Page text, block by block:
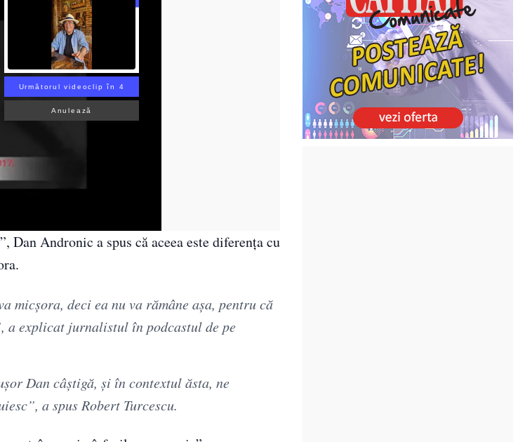
Următorul videoclip în 3
Anulează
Andronic a spus că aceea este diferența cu
micșora, deci ea nu va rămâne așa, pentru că
a explicat jurnalistul în podcastul de pe
Dan câștigă, și în contextul ăsta, ne
a spus Robert Turcescu.